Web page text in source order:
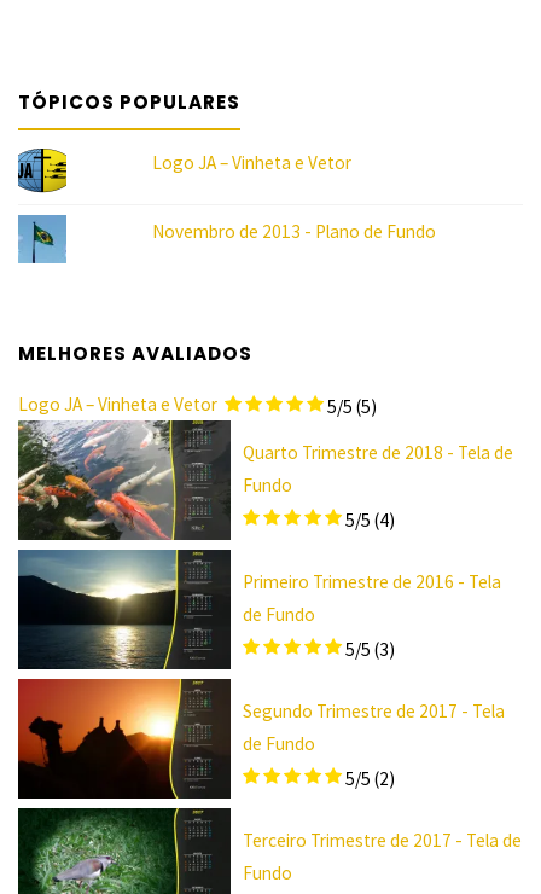
TÓPICOS POPULARES
Logo JA – Vinheta e Vetor
Novembro de 2013 - Plano de Fundo
MELHORES AVALIADOS
Logo JA – Vinheta e Vetor 5/5 (5)
Quarto Trimestre de 2018 - Tela de
Fundo
5/5 (4)
Primeiro Trimestre de 2016 - Tela
de Fundo
5/5 (3)
Segundo Trimestre de 2017 - Tela
de Fundo
5/5 (2)
Terceiro Trimestre de 2017 - Tela de
Fundo